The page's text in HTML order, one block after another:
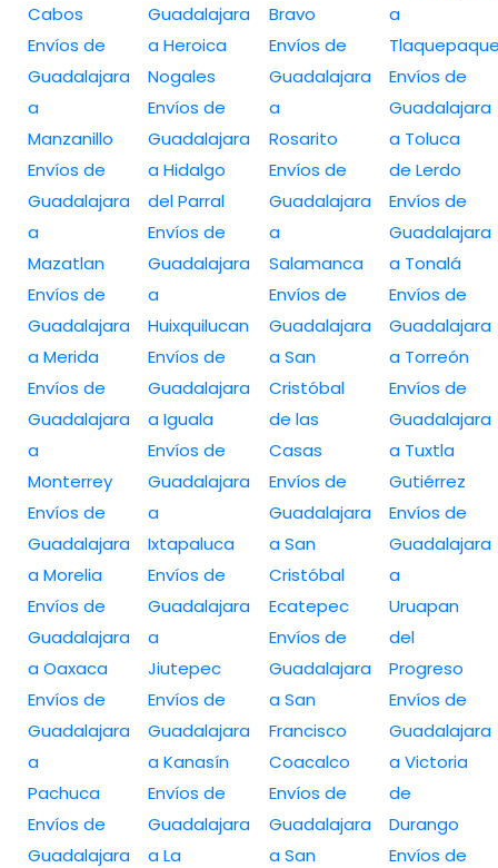
Cabos
Envíos de
Guadalajara
a
Manzanillo
Envíos de
Guadalajara
a
Mazatlan
Envíos de
Guadalajara
a Merida
Envíos de
Guadalajara
a
Monterrey
Envíos de
Guadalajara
a Morelia
Envíos de
Guadalajara
a Oaxaca
Envíos de
Guadalajara
a
Pachuca
Envíos de
Guadalajara
Guadalajara
a Heroica
Nogales
Envíos de
Guadalajara
a Hidalgo
del Parral
Envíos de
Guadalajara
a
Huixquilucan
Envíos de
Guadalajara
a Iguala
Envíos de
Guadalajara
a
Ixtapaluca
Envíos de
Guadalajara
a
Jiutepec
Envíos de
Guadalajara
a Kanasín
Envíos de
Guadalajara
a La
Bravo
Envíos de
Guadalajara
a
Rosarito
Envíos de
Guadalajara
a
Salamanca
Envíos de
Guadalajara
a San
Cristóbal
de las
Casas
Envíos de
Guadalajara
a San
Cristóbal
Ecatepec
Envíos de
Guadalajara
a San
Francisco
Coacalco
Envíos de
Guadalajara
a San
a
Envíos de
Guadalajara
a Toluca
de Lerdo
Envíos de
Guadalajara
a Tonalá
Envíos de
Guadalajara
a Torreón
Envíos de
Guadalajara
a Tuxtla
Gutiérrez
Envíos de
Guadalajara
a
Uruapan
del
Progreso
Envíos de
Guadalajara
a Victoria
de
Durango
Envíos de